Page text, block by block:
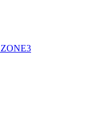
ZONE3